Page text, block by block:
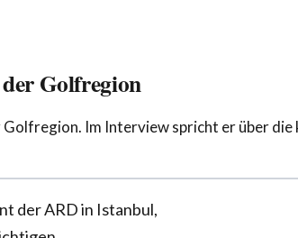
Golfregion
Im Interview spricht er über
der ARD in Istanbul,